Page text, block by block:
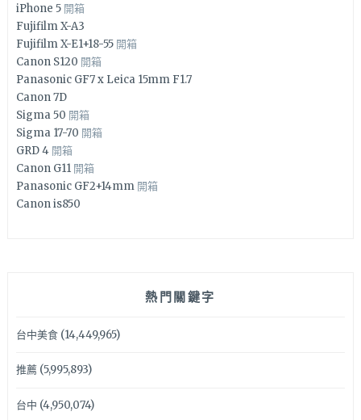
iPhone 5 開箱
Fujifilm X-A3
Fujifilm X-E1+18-55 開箱
Canon S120 開箱
Panasonic GF7 x Leica 15mm F1.7
Canon 7D
Sigma 50 開箱
Sigma 17-70 開箱
GRD 4 開箱
Canon G11 開箱
Panasonic GF2+14mm 開箱
Canon is850
熱門關鍵字
台中美食(14,449,965)
推薦(5,995,893)
台中 (4,950,074)